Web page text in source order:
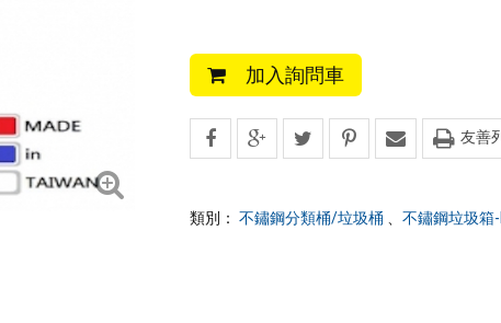
加入詢問車
友善
類別： 不鏽鋼分類桶/垃圾桶 不鏽鋼垃圾箱